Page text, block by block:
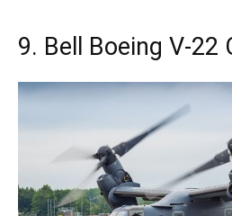
9. Bell Boeing V-22